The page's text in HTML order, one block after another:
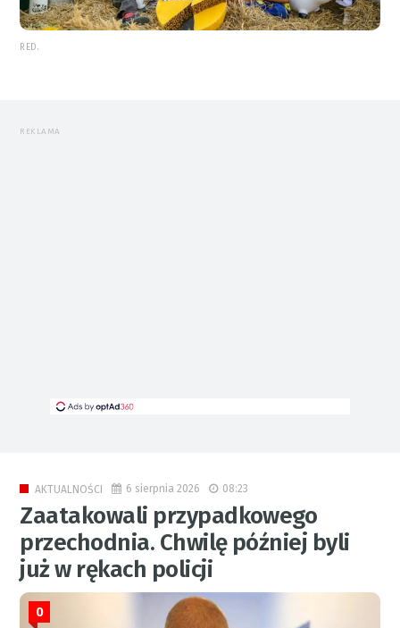
RED.
REKLAMA
AKTUALNOŚCI 6 sierpnia 2026 08:23
Zaatakowali przypadkowego
przechodnia. Chwilę później byli
już w rękach policji
0